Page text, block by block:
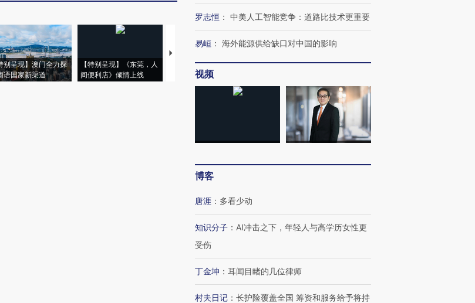
别呈现】澳门全力探
语国家新渠道
【特别呈现】《东莞，人
间便利店》倾情上线
【推广】走进第四届链博
会，让数智科技“链”接产
【特别呈现】寻找100种
CFO：不靠规模取胜，华
罗志恒 ： 中美人工智能竞争：道路比技术更重要
易峘 ： 海外能源供给缺口对中国的影响
视频
博客
唐涯 ： 多看少动
知识分子 ： AI冲击之下，年轻人与高学历女性更
受伤
丁金坤 ： 耳闻目睹的几位律师
村夫日记 ： 长护险覆盖全国 筹资和服务给予将持